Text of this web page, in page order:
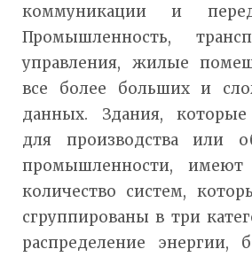
коммуникации и
Промышленность,
управления, жилые
все более больших и
данных. Здания, которые
для производства или
промышленности, имеют
количество систем,
сгруппированы в три
распределение энергии,